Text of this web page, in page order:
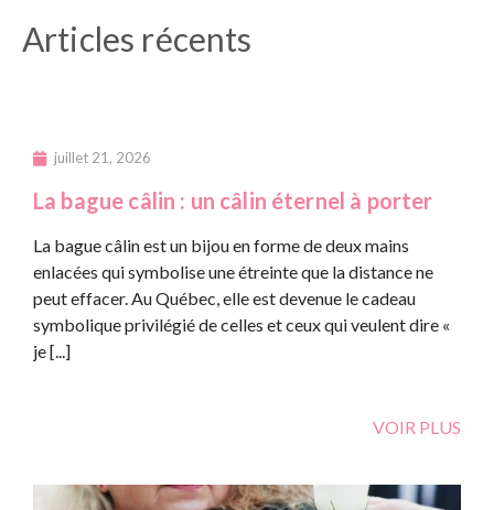
Articles récents
juillet 21, 2026
La bague câlin : un câlin éternel à porter
La bague câlin est un bijou en forme de deux mains
enlacées qui symbolise une étreinte que la distance ne
peut effacer. Au Québec, elle est devenue le cadeau
symbolique privilégié de celles et ceux qui veulent dire «
je [...]
VOIR PLUS